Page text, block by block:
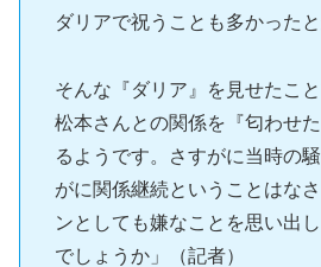
ダリアで祝うことも多かったと
そんな『ダリア』を見せたこ
松本さんとの関係を『匂わせ
るようです。さすがに当時の
がに関係継続ということはな
ンとしても嫌なことを思い出
でしょうか」（記者）